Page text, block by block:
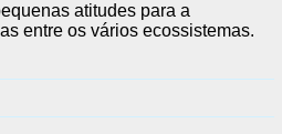
atitudes para a
entre os vários ecossistemas.